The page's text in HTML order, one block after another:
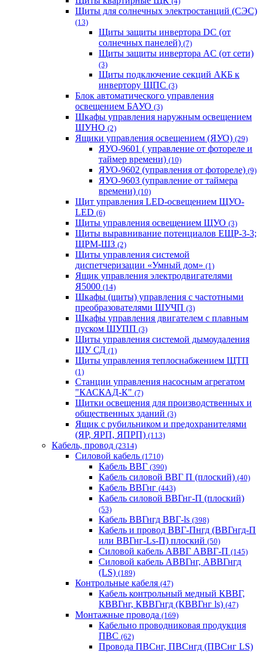
Щиты для солнечных электростанций (СЭС)
(13)
Щиты защиты инвертора DC (от
солнечных панелей) (7)
Щиты защиты инвертора AC (от сети)
(3)
Щиты подключение секций АКБ к
инвертору ЩПС (3)
Блок автоматического управления
освещением БАУО (3)
Шкафы управления наружным освещением
ШУНО (2)
Ящики управления освещением (ЯУО) (29)
ЯУО-9601 ( управление от фотореле и
таймер времени) (10)
ЯУО-9602 (управления от фотореле) (9)
ЯУО-9603 (управление от таймера
времени) (10)
Щит управления LED-освещением ЩУО-
LED (6)
Щиты управления освещением ЩУО (3)
Щиты выравнивание потенциалов ЕЩР-3-3;
ЩРМ-ШЗ (2)
Щиты управления системой
диспетчеризации «Умный дом» (1)
Ящик управления электродвигателями
Я5000 (14)
Шкафы (щиты) управления с частотными
преобразователями ШУЧП (3)
Шкафы управления двигателем с плавным
пуском ШУПП (3)
Щиты управления системой дымоудаления
ЩУ СД (1)
Щиты управления теплоснабжением ЩТП
(1)
Станции управления насосным агрегатом
"КАСКАД-К" (7)
Щитки освещения для производственных и
общественных зданий (3)
Ящик с рубильником и предохранителями
(ЯР, ЯРП, ЯПРП) (113)
Кабель, провод (2314)
Силовой кабель (1710)
Кабель ВВГ (390)
Кабель силовой ВВГ П (плоский) (40)
Кабель ВВГнг (443)
Кабель силовой ВВГнг-П (плоский)
(53)
Кабель ВВГнгд ВВГ-ls (398)
Кабель и провод ВВГ-Пнгд (ВВГнгд-П
или ВВГнг-Ls-П) плоский (50)
Силовой кабель АВВГ АВВГ-П (145)
Силовой кабель АВВГнг, АВВГнгд
(LS) (189)
Контрольные кабеля (47)
Кабель контрольный медный КВВГ,
КВВГнг, КВВГнгд (КВВГнг ls) (47)
Монтажные провода (169)
Кабельно проводниковая продукция
ПВС (62)
Провода ПВСнг, ПВСнгд (ПВСнг LS)